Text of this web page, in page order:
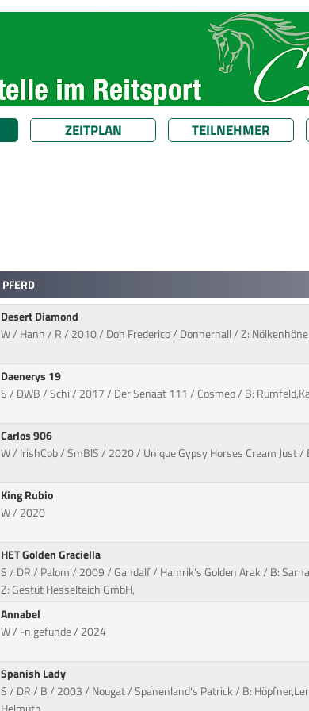
ZEITPLAN TEILNEHMER
PFERD
Desert Diamond
W / Hann / R / 2010 / Don Frederico / Donnerhall / Z:
Daenerys 19
S / DWB / Schi / 2017 / Der Senaat 111 / Cosmeo / B:
Carlos 906
W / IrishCob / SmBlS / 2020 / Unique Gypsy Horses Cream Just /
King Rubio
W / 2020
HET Golden Graciella
S / DR / Palom / 2009 / Gandalf / Hamrik's Golden Arak / B:
Z: Gestüt Hesselteich GmbH,
Annabel
W / -n.gefunde / 2024
Spanish Lady
S / DR / B / 2003 / Nougat / Spanenland's Patrick / B: